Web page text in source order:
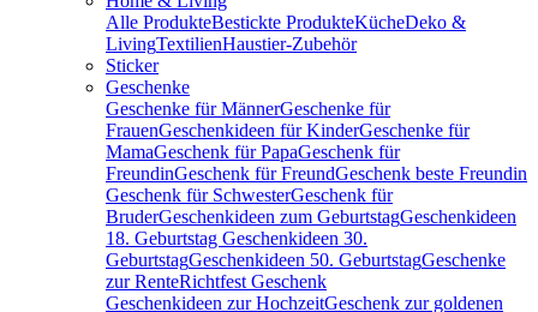
Alle ProdukteBestickte ProdukteKücheDeko &
LivingTextilienHaustier-Zubehör
Sticker
Geschenke
Geschenke für MännerGeschenke für
FrauenGeschenkideen für KinderGeschenke für
MamaGeschenk für PapaGeschenk für
FreundinGeschenk für FreundGeschenk beste Freundin
Geschenk für SchwesterGeschenk für
BruderGeschenkideen zum GeburtstagGeschenkideen
18. Geburtstag Geschenkideen 30.
GeburtstagGeschenkideen 50. GeburtstagGeschenke
zur RenteRichtfest Geschenk
Geschenkideen zur HochzeitGeschenk zur goldenen